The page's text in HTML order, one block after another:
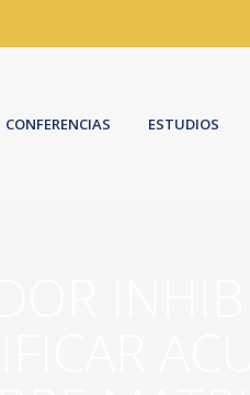
CONFERENCIAS ESTUDIOS